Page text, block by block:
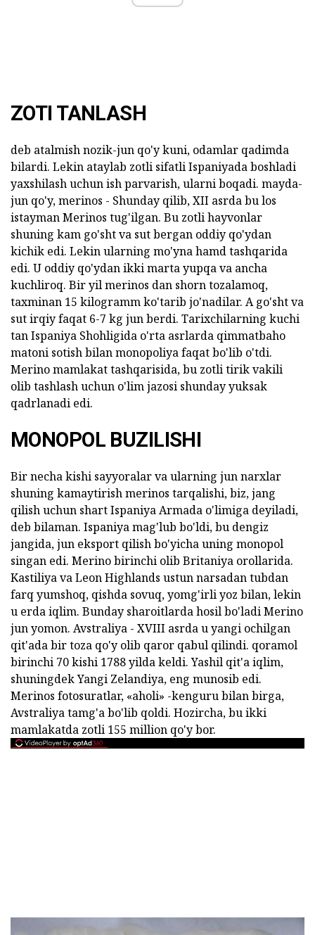
ZOTI TANLASH
deb atalmish nozik-jun qo'y kuni, odamlar qadimda
bilardi. Lekin ataylab zotli sifatli Ispaniyada boshladi
yaxshilash uchun ish parvarish, ularni boqadi. mayda-
jun qo'y, merinos - Shunday qilib, XII asrda bu los
istayman Merinos tug'ilgan. Bu zotli hayvonlar
shuning kam go'sht va sut bergan oddiy qo'ydan
kichik edi. Lekin ularning mo'yna hamd tashqarida
edi. U oddiy qo'ydan ikki marta yupqa va ancha
kuchliroq. Bir yil merinos dan shorn tozalamoq,
taxminan 15 kilogramm ko'tarib jo'nadilar. A go'sht va
sut irqiy faqat 6-7 kg jun berdi. Tarixchilarning kuchi
tan Ispaniya Shohligida o'rta asrlarda qimmatbaho
matoni sotish bilan monopoliya faqat bo'lib o'tdi.
Merino mamlakat tashqarisida, bu zotli tirik vakili
olib tashlash uchun o'lim jazosi shunday yuksak
qadrlanadi edi.
MONOPOL BUZILISHI
Bir necha kishi sayyoralar va ularning jun narxlar
shuning kamaytirish merinos tarqalishi, biz, jang
qilish uchun shart Ispaniya Armada o'limiga deyiladi,
deb bilaman. Ispaniya mag'lub bo'ldi, bu dengiz
jangida, jun eksport qilish bo'yicha uning monopol
singan edi. Merino birinchi olib Britaniya orollarida.
Kastiliya va Leon Highlands ustun narsadan tubdan
farq yumshoq, qishda sovuq, yomg'irli yoz bilan, lekin
u erda iqlim. Bunday sharoitlarda hosil bo'ladi Merino
jun yomon. Avstraliya - XVIII asrda u yangi ochilgan
qit'ada bir toza qo'y olib qaror qabul qilindi. qoramol
birinchi 70 kishi 1788 yilda keldi. Yashil qit'a iqlim,
shuningdek Yangi Zelandiya, eng munosib edi.
Merinos fotosuratlar, «aholi» -kenguru bilan birga,
Avstraliya tamg'a bo'lib qoldi. Hozircha, bu ikki
mamlakatda zotli 155 million qo'y bor.